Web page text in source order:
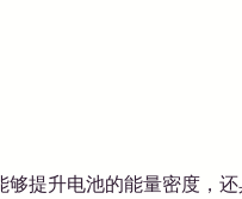
提升电池的能量密度，